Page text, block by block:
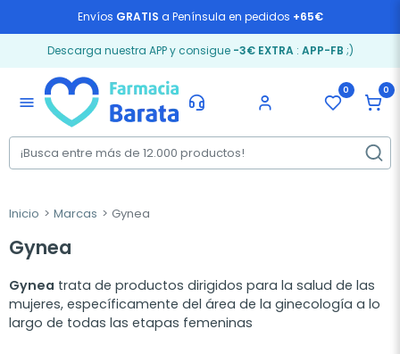
Envíos GRATIS a Península en pedidos +65€
Descarga nuestra APP y consigue -3€ EXTRA: APP-FB ;)
menu
0 0
Inicio Marcas Gynea
Gynea
Gynea trata de productos dirigidos para la salud de las
mujeres, específicamente del área de la ginecología a lo
largo de todas las etapas femeninas